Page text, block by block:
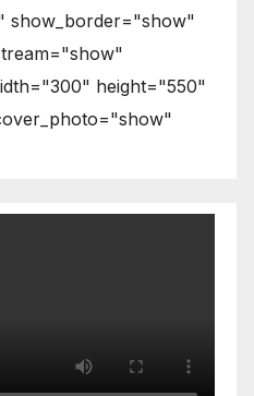
show_border="show"
height="550"